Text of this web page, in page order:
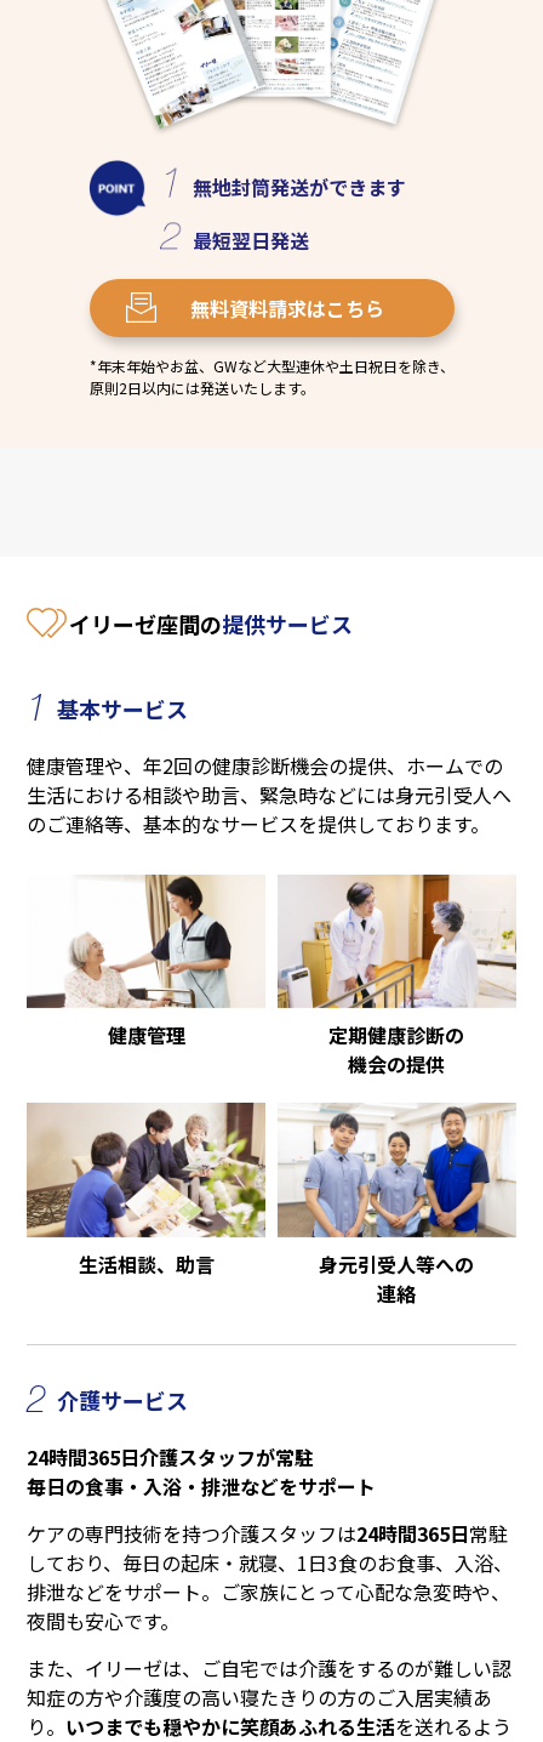
無地封筒発送ができます
最短翌日発送
無料資料請求はこちら
*年末年始やお盆、GWなど大型連休や土日祝日を除き、
原則2日以内には発送いたします。
イリーゼ座間の提供サービス
1 基本サービス
健康管理や、年2回の健康診断機会の提供、ホームでの
生活における相談や助言、緊急時などには身元引受人へ
のご連絡等、基本的なサービスを提供しております。
健康管理
定期健康診断の
機会の提供
生活相談、助言
身元引受人等への
連絡
2 介護サービス
24時間365日介護スタッフが常駐
毎日の食事・入浴・排泄などをサポート
ケアの専門技術を持つ介護スタッフは24時間365日常駐
しており、毎日の起床・就寝、1日3食のお食事、入浴、
排泄などをサポート。ご家族にとって心配な急変時や、
夜間も安心です。
また、イリーゼは、ご自宅では介護をするのが難しい認
知症の方や介護度の高い寝たきりの方のご入居実績あ
り。 いつまでも穏やかに笑顔あふれる生活を送れるよう